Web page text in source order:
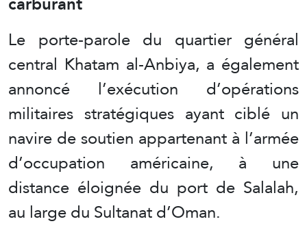
Le porte-parole du quartier général
central Khatam al-Anbiya, a également
annoncé l’exécution d’opérations
militaires stratégiques ayant ciblé un
navire de soutien appartenant à l’armée
d’occupation américaine, à une
distance éloignée du port de Salalah,
au large du Sultanat d’Oman.